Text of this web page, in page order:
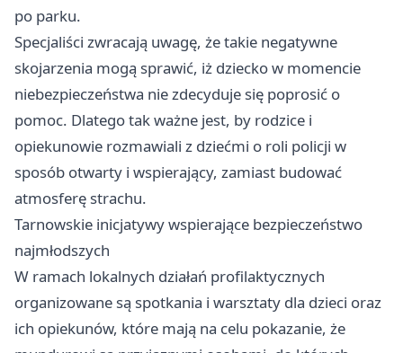
po parku.
Specjaliści zwracają uwagę, że takie negatywne
skojarzenia mogą sprawić, iż dziecko w momencie
niebezpieczeństwa nie zdecyduje się poprosić o
pomoc. Dlatego tak ważne jest, by rodzice i
opiekunowie rozmawiali z dziećmi o roli policji w
sposób otwarty i wspierający, zamiast budować
atmosferę strachu.
Tarnowskie inicjatywy wspierające bezpieczeństwo
najmłodszych
W ramach lokalnych działań profilaktycznych
organizowane są spotkania i warsztaty dla dzieci oraz
ich opiekunów, które mają na celu pokazanie, że